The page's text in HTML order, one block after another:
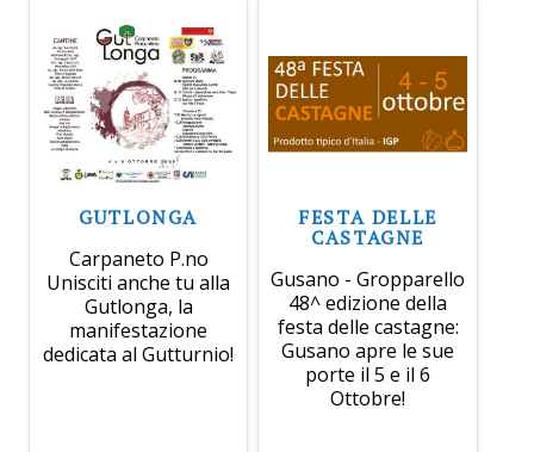
GUTLONGA
Carpaneto P.no
Unisciti anche tu alla
Gutlonga, la
manifestazione
dedicata al Gutturnio!
FESTA DELLE
CASTAGNE
Gusano - Gropparello
48^ edizione della
festa delle castagne:
Gusano apre le sue
porte il 5 e il 6
Ottobre!